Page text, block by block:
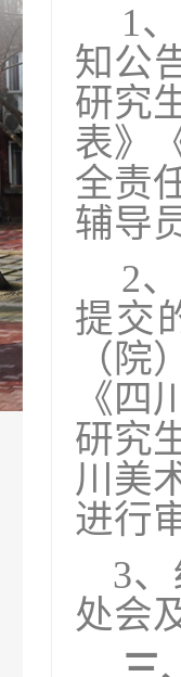
1、
知公
研究
表》
全责
辅导
2、
提交
（院
《四
研究
川美
进行
3、
处会